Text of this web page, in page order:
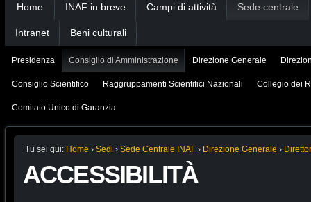
Home INAF in breve Campi di attività Sede centrale
Intranet Beni culturali
Presidenza Consiglio di Amministrazione Direzione Generale
Consiglio Scientifico Raggruppamenti Scientifici Nazionali Collegio dei
Comitato Unico di Garanzia
Tu sei qui: Home › Sedi › Sede Centrale INAF › Direzione Generale ›
ACCESSIBILITÀ